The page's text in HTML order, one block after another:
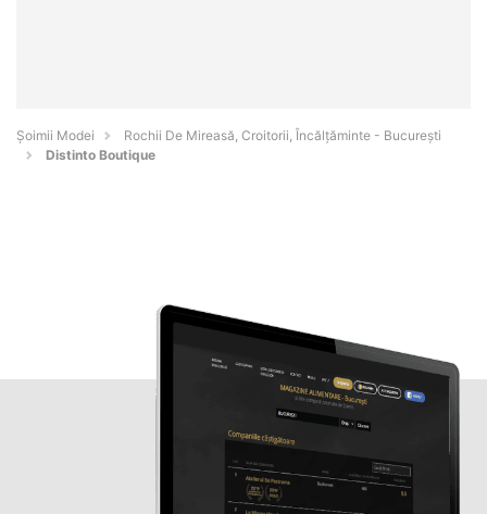
Șoimii Modei
Rochii De Mireasă, Croitorii, Încălțăminte - Bucureşti
Distinto Boutique